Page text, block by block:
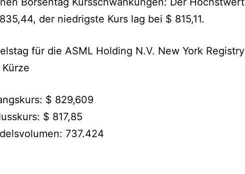
der niedrigste Kurs lag bei $ 815,11.
für die ASML Holding N.V. New York Registry
$ 829,609
$ 817,85
737.424